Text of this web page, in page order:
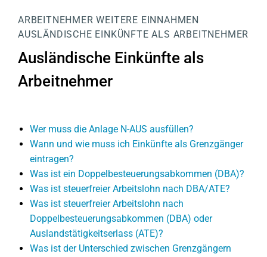
ARBEITNEHMER WEITERE EINNAHMEN
AUSLÄNDISCHE EINKÜNFTE ALS ARBEITNEHMER
Ausländische Einkünfte als
Arbeitnehmer
Wer muss die Anlage N-AUS ausfüllen?
Wann und wie muss ich Einkünfte als Grenzgänger
eintragen?
Was ist ein Doppelbesteuerungsabkommen (DBA)?
Was ist steuerfreier Arbeitslohn nach DBA/ATE?
Was ist steuerfreier Arbeitslohn nach
Doppelbesteuerungsabkommen (DBA) oder
Auslandstätigkeitserlass (ATE)?
Was ist der Unterschied zwischen Grenzgängern